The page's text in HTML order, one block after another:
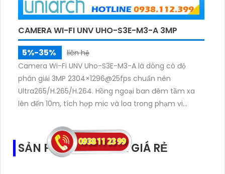
CAMERA WI-FI UNV UHO-S3E-M3-A 3MP
5%-35%
liên hệ
Camera Wi-Fi UNV Uho-S3E-M3-A là dòng có độ
phân giải 3MP 2304×1296@25fps chuẩn nén
Ultra265/H.265/H.264. Hồng ngoại ban đêm tầm xa
lên đến 10m, tích hợp mic và loa trong phạm vi
SẢN PHẨM CAMERA GIÁ RẺ